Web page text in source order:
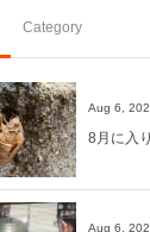
Category
Aug 6,
8月に入り
Aug 6,